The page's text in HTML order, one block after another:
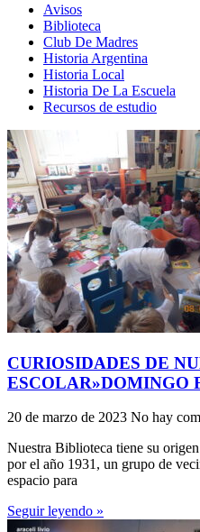
Avisos
Biblioteca
Club De Madres
Historia Argentina
Historia Local
Historia De La Escuela
Recursos de estudio
CURIOSIDADES DE
ESCOLAR»DOMINGO
20 de marzo de 2023 No hay
Nuestra Biblioteca tiene su
por el año 1931, un grupo de
espacio para
Seguir leyendo »